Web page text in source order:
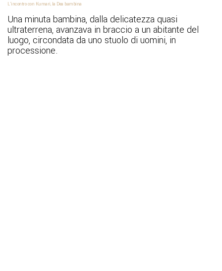
L’incontro con Kumari, la Dea bambina
Una minuta bambina, dalla delicatezza quasi
ultraterrena, avanzava in braccio a un abitante del
luogo, circondata da uno stuolo di uomini, in
processione.